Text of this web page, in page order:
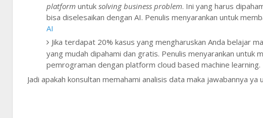
platform untuk solving business problem. Ini yang harus
bisa diselesaikan dengan AI. Penulis menyarankan untuk
AI
Jika terdapat 20% kasus yang mengharuskan Anda belajar
yang mudah dipahami dan gratis. Penulis menyarankan untuk
pemrograman dengan platform cloud based machine
Jadi apakah konsultan memahami analisis data maka jawabannya ya